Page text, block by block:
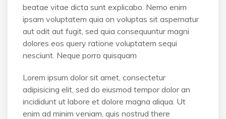
beatae vitae dicta sunt explicabo. Nemo enim
ipsam voluptatem quia on voluptas sit aspernatur
aut odit aut fugit, sed quia consequuntur magni
dolores eos query ratione voluptatem sequi
nesciunt. Neque porro quisquam
Lorem ipsum dolor sit amet, consectetur
adipisicing elit, sed do eiusmod tempor dolor an
incididunt ut labore et dolore magna aliqua. Ut
enim ad minim veniam, quis nostrud there